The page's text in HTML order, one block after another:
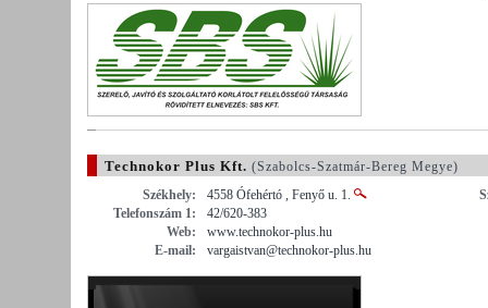
Technokor Plus Kft. (Szabolcs-Szatmár-Bereg Megye)
Székhely:
4558 Ófehértó , Fenyő u. 1.
Telefonszám 1:
42/620-383
Web:
www.technokor-plus.hu
E-mail:
vargaistvan@technokor-plus.hu